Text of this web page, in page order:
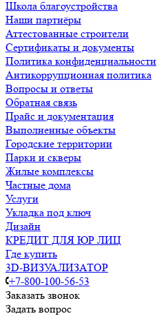
Школа благоустройства
Наши партнёры
Аттестованные строители
Сертификаты и документы
Политика конфиденциальности
Антикоррупционная политика
Вопросы и ответы
Обратная связь
Прайс и документация
Выполненные объекты
Городские территории
Парки и скверы
Жилые комплексы
Частные дома
Услуги
Укладка под ключ
Дизайн
КРЕДИТ ДЛЯ ЮР ЛИЦ
Где купить
3D-ВИЗУАЛИЗАТОР
+7-800-100-56-53
Заказать звонок
Задать вопрос